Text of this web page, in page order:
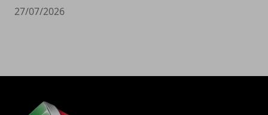
27/07/2026